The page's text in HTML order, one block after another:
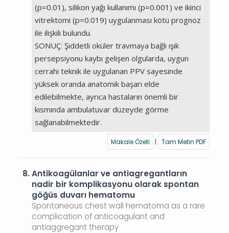
(p=0.01), silikon yağı kullanımı (p=0.001) ve ikinci
vitrektomi (p=0.019) uygulanması kötü prognoz
ile ilişkili bulundu.
SONUÇ: Şiddetli oküler travmaya bağlı ışık
persepsiyonu kaybı gelişen olgularda, uygun
cerrahi teknik ile uygulanan PPV sayesinde
yüksek oranda anatomik başarı elde
edilebilmekte, ayrıca hastaların önemli bir
kısmında ambulatuvar düzeyde görme
sağlanabilmektedir.
Makale Özeti | Tam Metin PDF
8.Antikoagülanlar ve antiagregantların
nadir bir komplikasyonu olarak spontan
göğüs duvarı hematomu
Spontaneous chest wall hematoma as a rare
complication of anticoagulant and
antiaggregant therapy